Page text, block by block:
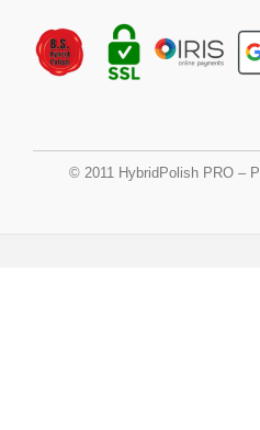
© 2011 HybridPolish PRO –